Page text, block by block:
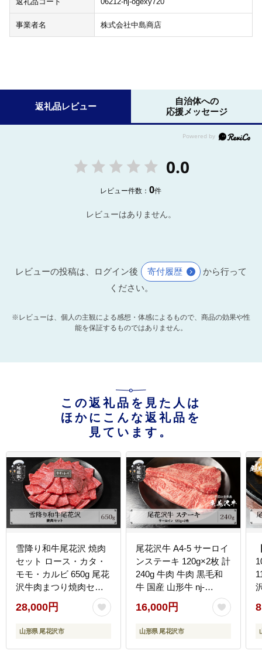
事業者名 株式会社中島商店
返礼品レビュー
自治体への
応援メッセージ
0.0
レビュー件数：0件
レビューはありません。
レビューの投稿は、ログイン後 寄付履歴
から行って
ください。
※レビューは、個人の主観による感想・体感によるもので、商品の効果や性
能を保証するものではありません。
この返礼品を見た人は
ほかにこんな返礼品を
見ています。
雪降り和牛尾花沢 焼肉
セット ロース・カタ・
モモ・カルビ 650g 尾花
沢牛肉まつり焼肉セッ
ト 山形牛 国産牛 黒毛和
牛 雪降り和牛 肉 お肉
ブランド牛 焼肉 焼き肉
バーベキュー 送料無料
28,000円
山形県 尾花沢市
尾花沢牛 A4-5 サーロイ
ンステーキ 120g×2枚 計
240g 牛肉 牛肉 黒毛和
牛 国産 山形牛 nj-
ogsxt120x2
16,000円
山形県 尾花沢市